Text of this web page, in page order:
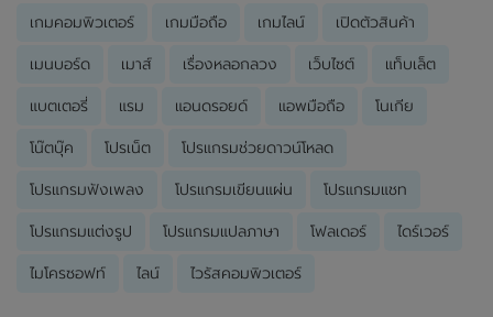
เกมคอมพิวเตอร์ เกมมือถือ เกมไลน์ เปิดตัวสินค้า
เมนบอร์ด เมาส์ เรื่องหลอกลวง เว็บไซต์ แท็บเล็ต
แบตเตอรี่ แรม แอนดรอยด์ แอพมือถือ โนเกีย
โน๊ตบุ๊ค โปรเน็ต โปรแกรมช่วยดาวน์โหลด
โปรแกรมฟังเพลง โปรแกรมเขียนแผ่น โปรแกรมแชท
โปรแกรมแต่งรูป โปรแกรมแปลภาษา โฟลเดอร์ ไดร์เวอร์
ไมโครซอฟท์ ไลน์ ไวรัสคอมพิวเตอร์